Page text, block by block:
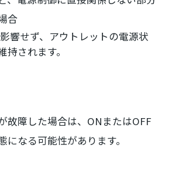
合
響せず、アウトレットの電源状
持されます。
故障した場合は、ONまたはOFF
になる可能性があります。